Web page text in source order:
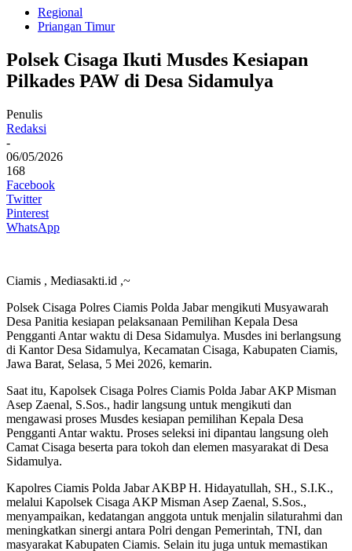
Regional
Priangan Timur
Polsek Cisaga Ikuti Musdes Kesiapan
Pilkades PAW di Desa Sidamulya
Penulis
Redaksi
-
06/05/2026
168
Facebook
Twitter
Pinterest
WhatsApp
Ciamis , Mediasakti.id ,~
Polsek Cisaga Polres Ciamis Polda Jabar mengikuti Musyawarah
Desa Panitia kesiapan pelaksanaan Pemilihan Kepala Desa
Pengganti Antar waktu di Desa Sidamulya. Musdes ini berlangsung
di Kantor Desa Sidamulya, Kecamatan Cisaga, Kabupaten Ciamis,
Jawa Barat, Selasa, 5 Mei 2026, kemarin.
Saat itu, Kapolsek Cisaga Polres Ciamis Polda Jabar AKP Misman
Asep Zaenal, S.Sos., hadir langsung untuk mengikuti dan
mengawasi proses Musdes kesiapan pemilihan Kepala Desa
Pengganti Antar waktu. Proses seleksi ini dipantau langsung oleh
Camat Cisaga beserta para tokoh dan elemen masyarakat di Desa
Sidamulya.
Kapolres Ciamis Polda Jabar AKBP H. Hidayatullah, SH., S.I.K.,
melalui Kapolsek Cisaga AKP Misman Asep Zaenal, S.Sos.,
menyampaikan, kedatangan anggota untuk menjalin silaturahmi dan
meningkatkan sinergi antara Polri dengan Pemerintah, TNI, dan
masyarakat Kabupaten Ciamis. Selain itu juga untuk memastikan